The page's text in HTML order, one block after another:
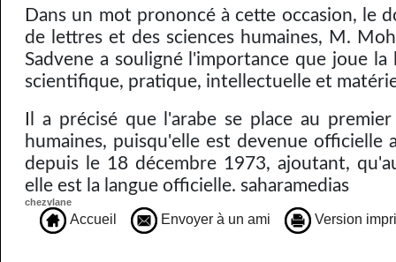
Dans un mot prononcé à cette occasion, le
de lettres et des sciences humaines, M.
Sadvene a souligné l'importance que joue la
scientifique, pratique, intellectuelle et
Il a précisé que l'arabe se place au
humaines, puisqu'elle est devenue officielle
depuis le 18 décembre 1973, ajoutant,
elle est la langue officielle. saharamedias
chezvlane
Accueil Envoyer à un ami Version